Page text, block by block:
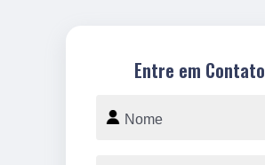
Entre em Contato